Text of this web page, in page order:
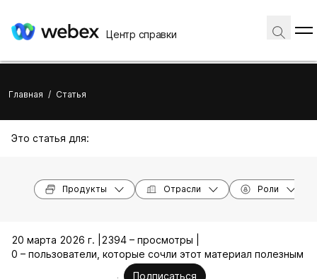
Центр справки
Главная / Статья
Это статья для:
Продукты Отрасли Роли
20 марта 2026 г. |
2394 – просмотры |
0 – пользователи, которые сочли этот материал полезным
Подписаться